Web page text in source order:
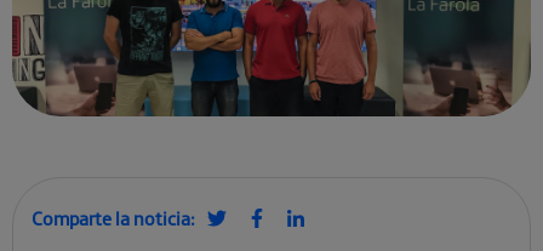
Comparte la noticia: